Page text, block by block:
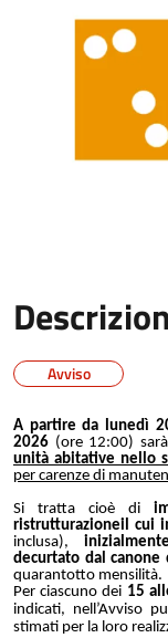
Avviso
A partire da lunedì
2026 (ore 12:00)
unità abitative nello
per carenze di
Si tratta cioè di
ristrutturazioneil cui
inclusa),
decurtato dal canone
quarantotto mensilità.
Per ciascuno dei 15
indicati, nell’Avviso
stimati per la loro